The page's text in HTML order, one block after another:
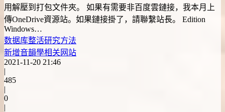
用解壓到打包文件夾。 如果有需要非百度雲鏈接，我本月上
傳OneDrive資源站。如果鏈接掛了，請聯繫站長。 Edition
Windows…
数据库整活研究方法
新增音韻學相关网站
2021-11-20 21:46
|
485
|
0
|